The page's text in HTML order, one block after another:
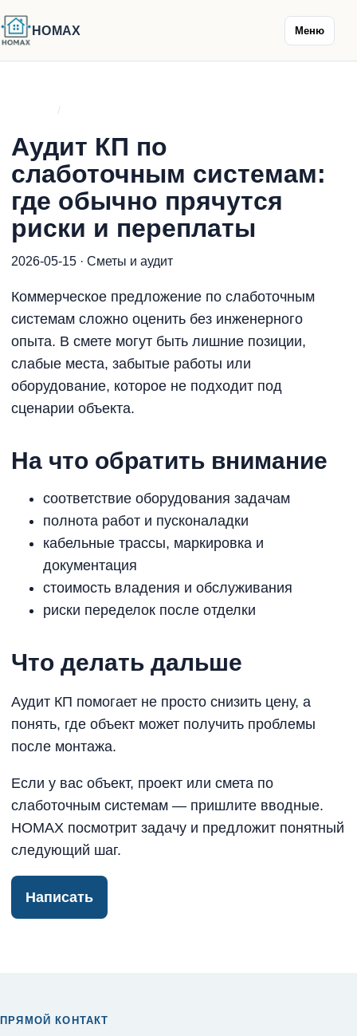
HOMAX Меню
/
Аудит КП по
слаботочным системам:
где обычно прячутся
риски и переплаты
2026-05-15 · Сметы и аудит
Коммерческое предложение по слаботочным
системам сложно оценить без инженерного
опыта. В смете могут быть лишние позиции,
слабые места, забытые работы или
оборудование, которое не подходит под
сценарии объекта.
На что обратить внимание
соответствие оборудования задачам
полнота работ и пусконаладки
кабельные трассы, маркировка и
документация
стоимость владения и обслуживания
риски переделок после отделки
Что делать дальше
Аудит КП помогает не просто снизить цену, а
понять, где объект может получить проблемы
после монтажа.
Если у вас объект, проект или смета по
слаботочным системам — пришлите вводные.
HOMAX посмотрит задачу и предложит понятный
следующий шаг.
Написать
ПРЯМОЙ КОНТАКТ